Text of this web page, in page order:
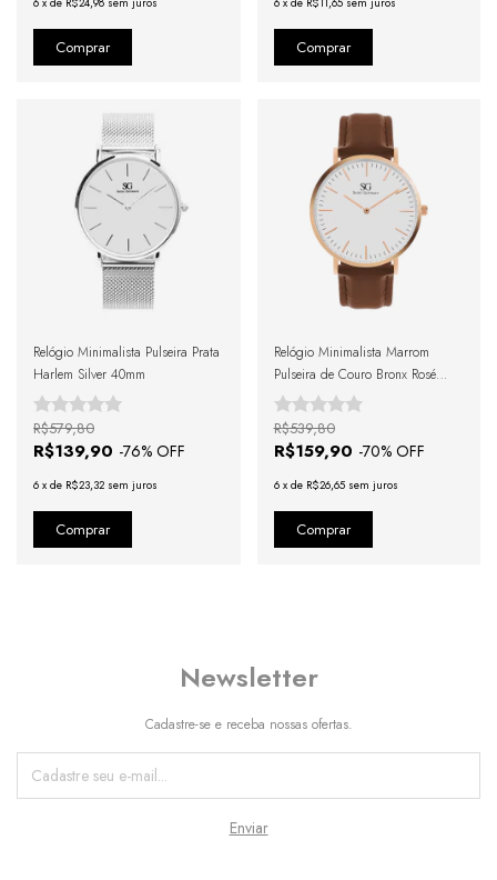
Relógio Minimalista Pulseira Prata
Harlem Silver 40mm
R$139,90 -76% OFF
R$579,80
6 x de R$23,32 sem juros
Relógio Minimalista Marrom
Pulseira de Couro Bronx Rosé
Gold 40mm
R$159,90 -70% OFF
R$539,80
6 x de R$26,65 sem juros
Newsletter
Cadastre-se e receba nossas ofertas.